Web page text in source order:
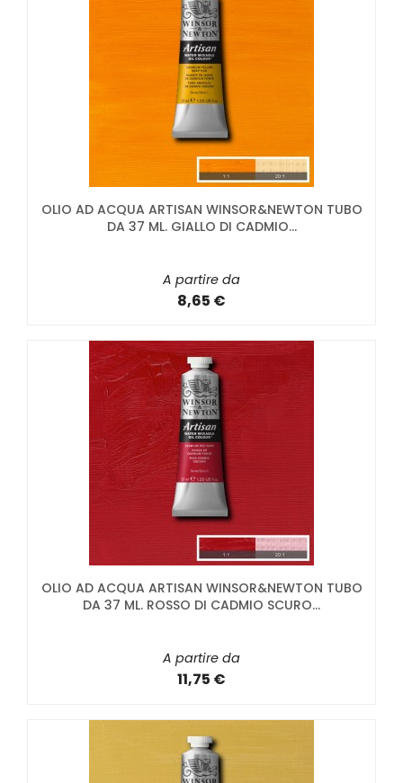
OLIO AD ACQUA ARTISAN WINSOR&NEWTON TUBO
DA 37 ML. GIALLO DI CADMIO...
A partire da
8,65 €
OLIO AD ACQUA ARTISAN WINSOR&NEWTON TUBO
DA 37 ML. ROSSO DI CADMIO SCURO...
A partire da
11,75 €